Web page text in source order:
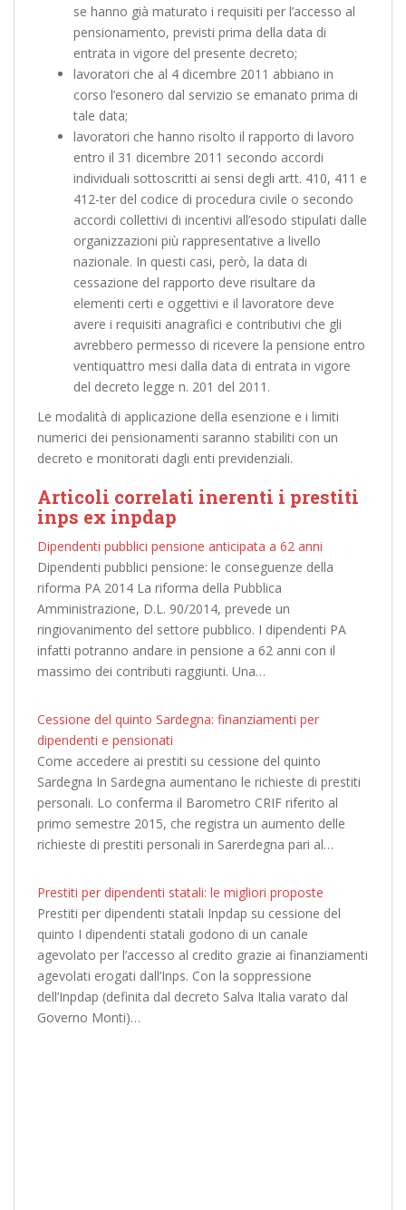
se hanno già maturato i requisiti per l’accesso al
pensionamento, previsti prima della data di
entrata in vigore del presente decreto;
lavoratori che al 4 dicembre 2011 abbiano in
corso l’esonero dal servizio se emanato prima di
tale data;
lavoratori che hanno risolto il rapporto di lavoro
entro il 31 dicembre 2011 secondo accordi
individuali sottoscritti ai sensi degli artt. 410, 411 e
412-ter del codice di procedura civile o secondo
accordi collettivi di incentivi all’esodo stipulati dalle
organizzazioni più rappresentative a livello
nazionale. In questi casi, però, la data di
cessazione del rapporto deve risultare da
elementi certi e oggettivi e il lavoratore deve
avere i requisiti anagrafici e contributivi che gli
avrebbero permesso di ricevere la pensione entro
ventiquattro mesi dalla data di entrata in vigore
del decreto legge n. 201 del 2011.
Le modalità di applicazione della esenzione e i limiti
numerici dei pensionamenti saranno stabiliti con un
decreto e monitorati dagli enti previdenziali.
Articoli correlati inerenti i prestiti
inps ex inpdap
Dipendenti pubblici pensione anticipata a 62 anni
Dipendenti pubblici pensione: le conseguenze della
riforma PA 2014 La riforma della Pubblica
Amministrazione, D.L. 90/2014, prevede un
ringiovanimento del settore pubblico. I dipendenti PA
infatti potranno andare in pensione a 62 anni con il
massimo dei contributi raggiunti. Una…
Cessione del quinto Sardegna: finanziamenti per
dipendenti e pensionati
Come accedere ai prestiti su cessione del quinto
Sardegna In Sardegna aumentano le richieste di prestiti
personali. Lo conferma il Barometro CRIF riferito al
primo semestre 2015, che registra un aumento delle
richieste di prestiti personali in Sarerdegna pari al…
Prestiti per dipendenti statali: le migliori proposte
Prestiti per dipendenti statali Inpdap su cessione del
quinto I dipendenti statali godono di un canale
agevolato per l’accesso al credito grazie ai finanziamenti
agevolati erogati dall’Inps. Con la soppressione
dell’Inpdap (definita dal decreto Salva Italia varato dal
Governo Monti)…